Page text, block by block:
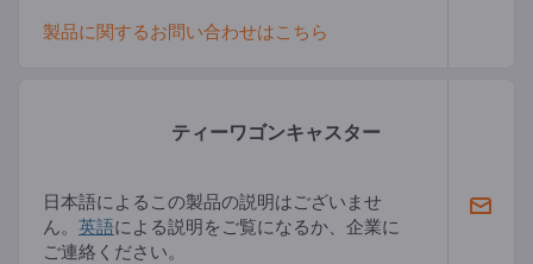
製品に関するお問い合わせはこちら
ティーワゴンキャスター
日本語によるこの製品の説明はございませ
ん。 英語による説明をご覧になるか、企業に
ご連絡ください。